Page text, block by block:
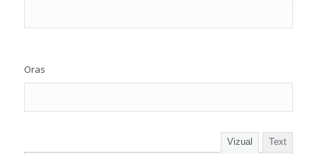
Oras
Vizual Text